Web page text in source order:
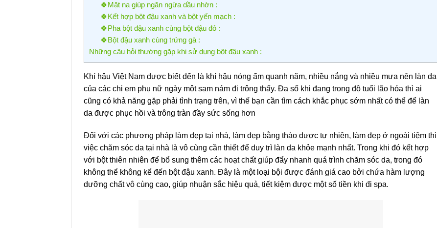
🍀Mặt nạ giúp ngăn ngừa dầu nhờn :
🍀Kết hợp bột đậu xanh và bột yến mạch :
🍀Pha bột đậu xanh cùng bột đậu đỏ :
🍀Bột đậu xanh cùng trứng gà :
Những câu hỏi thường gặp khi sử dụng bột đậu xanh :
Khí hậu Việt Nam được biết đến là khí hậu nóng ẩm quanh năm, nhiều nắng và nhiều mưa nên làn da
của các chị em phụ nữ ngày một sạm nám đi trông thấy. Đa số khi đang trong độ tuổi lão hóa thì ai
cũng có khả năng gặp phải tình trạng trên, vì thế bạn cần tìm cách khắc phục sớm nhất có thể để làn
da được phục hồi và trông tràn đầy sức sống hơn
Đối với các phương pháp làm đẹp tại nhà, làm đẹp bằng thảo dược tự nhiên, làm đẹp ở ngoài tiệm thì
việc chăm sóc da tại nhà là vô cùng cần thiết để duy trì làn da khỏe mạnh nhất. Trong khi đó kết hợp
với bột thiên nhiên để bổ sung thêm các hoạt chất giúp đẩy nhanh quá trình chăm sóc da, trong đó
không thể không kể đến bột đậu xanh. Đây là một loại bội được đánh giá cao bởi chứa hàm lượng
dưỡng chất vô cùng cao, giúp nhuận sắc hiệu quả, tiết kiệm được một số tiền khi đi spa.